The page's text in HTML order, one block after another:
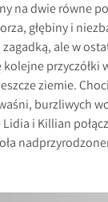
na dwie równe
głębiny i
ale w
ziemie.
burzliwych
i Killian